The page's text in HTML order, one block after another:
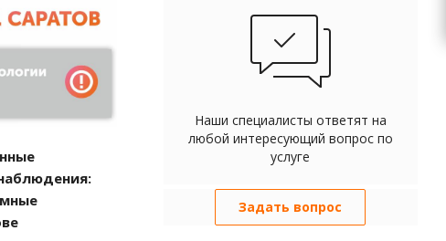
Наши специалисты ответят на
любой интересующий вопрос по
услуге
Задать вопрос